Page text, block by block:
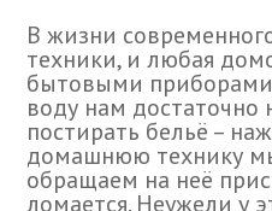
В жизни
техники, и любая
бытовыми приборами
воду нам
постирать бельё –
домашнюю технику
обращаем на неё
ломается. Неужели у